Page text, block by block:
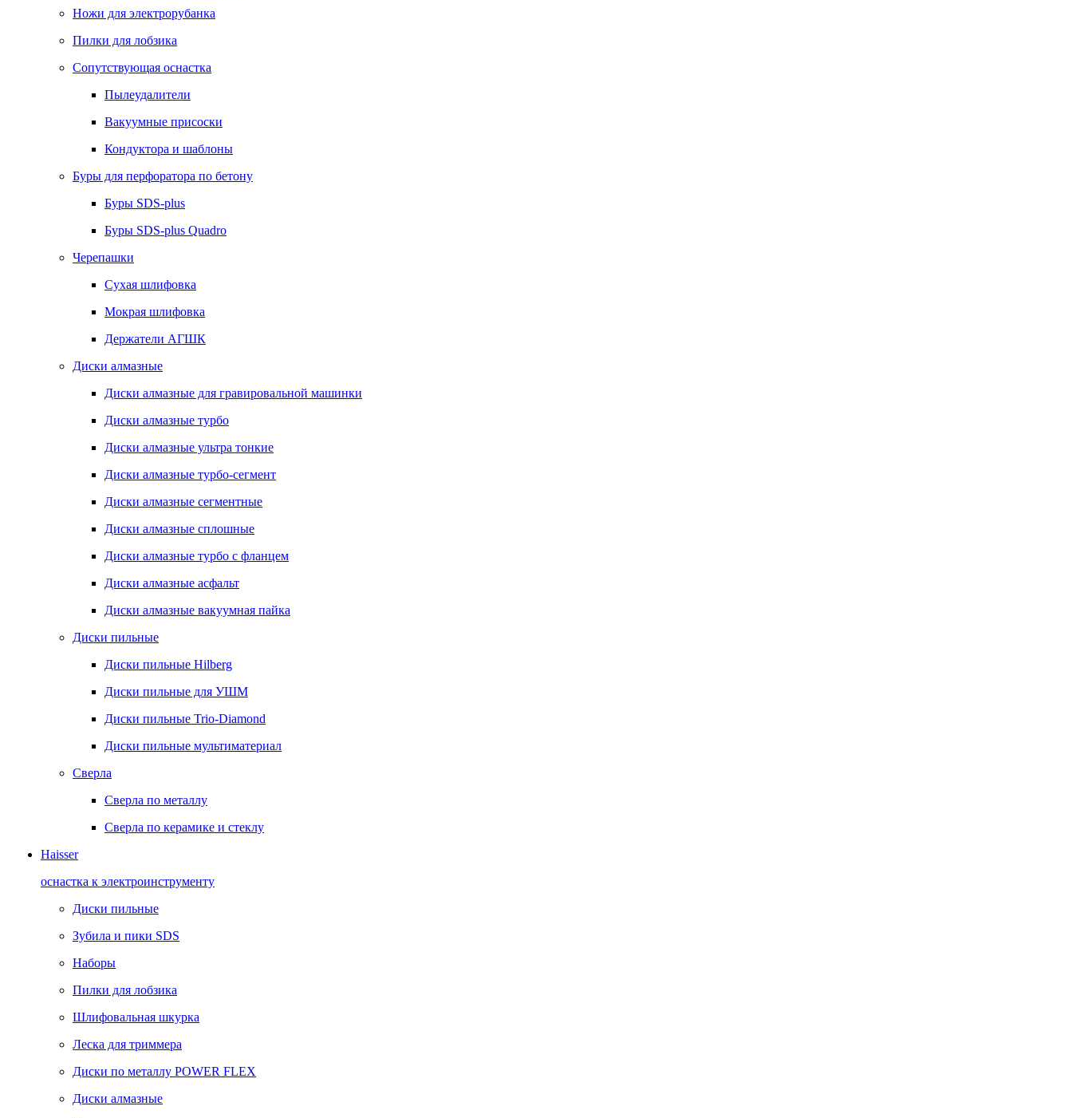
Ножи для электрорубанка
Пилки для лобзика
Сопутствующая оснастка
Пылеудалители
Вакуумные присоски
Кондуктора и шаблоны
Буры для перфоратора по бетону
Буры SDS-plus
Буры SDS-plus Quadro
Черепашки
Сухая шлифовка
Мокрая шлифовка
Держатели АГШК
Диски алмазные
Диски алмазные для гравировальной машинки
Диски алмазные турбо
Диски алмазные ультра тонкие
Диски алмазные турбо-сегмент
Диски алмазные сегментные
Диски алмазные сплошные
Диски алмазные турбо с фланцем
Диски алмазные асфальт
Диски алмазные вакуумная пайка
Диски пильные
Диски пильные Hilberg
Диски пильные для УШМ
Диски пильные Trio-Diamond
Диски пильные мультиматериал
Сверла
Сверла по металлу
Сверла по керамике и стеклу
Haisser
оснастка к электроинструменту
Диски пильные
Зубила и пики SDS
Наборы
Пилки для лобзика
Шлифовальная шкурка
Леска для триммера
Диски по металлу POWER FLEX
Диски алмазные